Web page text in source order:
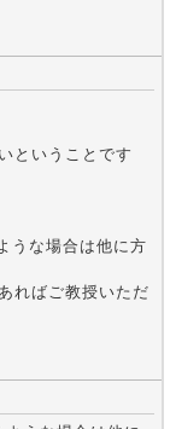
ということです
うな場合は他に方
ればご教授いただ